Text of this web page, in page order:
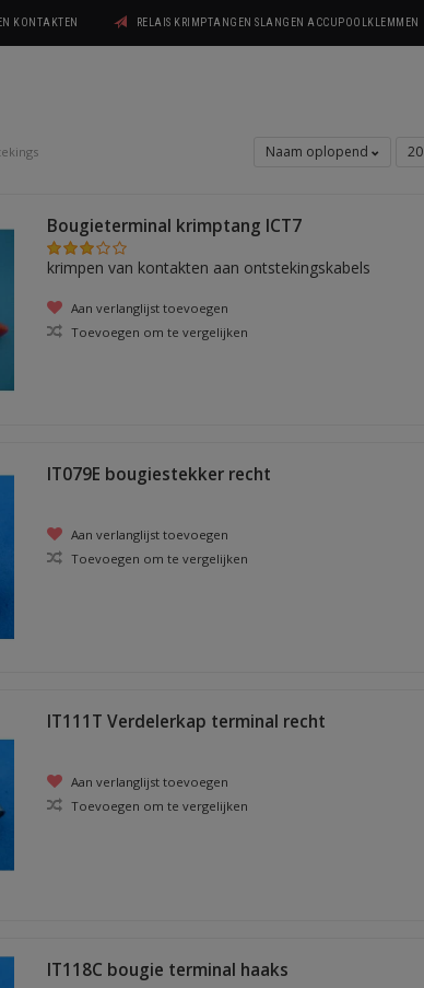
KONTAKTEN RELAIS KRIMPTANGEN SLANGEN ACCUPOOLKLEMMEN
Naam oplopend 20
Bougieterminal krimptang ICT7
krimpen van kontakten aan ontstekingskabels
Aan verlanglijst toevoegen
Toevoegen om te vergelijken
IT079E bougiestekker recht
Aan verlanglijst toevoegen
Toevoegen om te vergelijken
IT111T Verdelerkap terminal recht
Aan verlanglijst toevoegen
Toevoegen om te vergelijken
IT118C bougie terminal haaks